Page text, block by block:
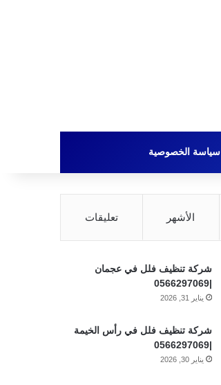
سياسة الخصوصية
الأشهر تعليقات
شركة تنظيف فلل في عجمان
|0566297069
يناير 31, 2026
شركة تنظيف فلل في رأس الخيمة
|0566297069
يناير 30, 2026